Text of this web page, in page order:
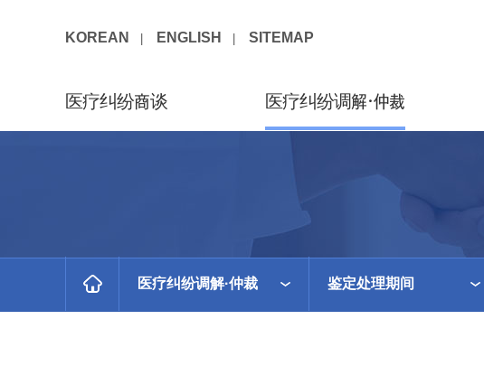
KOREAN ENGLISH SITEMAP
医疗纠纷商谈 医疗纠纷调解·仲裁
医疗纠纷调解·仲裁 鉴定处理期间